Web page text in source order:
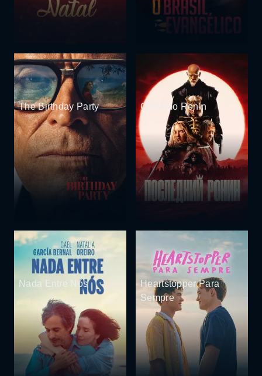
The Birthday Party O Último Ronin
Nada Entre Nós
Heartstopper Para
Sempre